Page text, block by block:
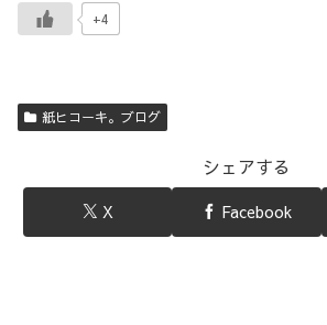
+4
紙ヒコーキ。ブログ
シェアする
X Facebook